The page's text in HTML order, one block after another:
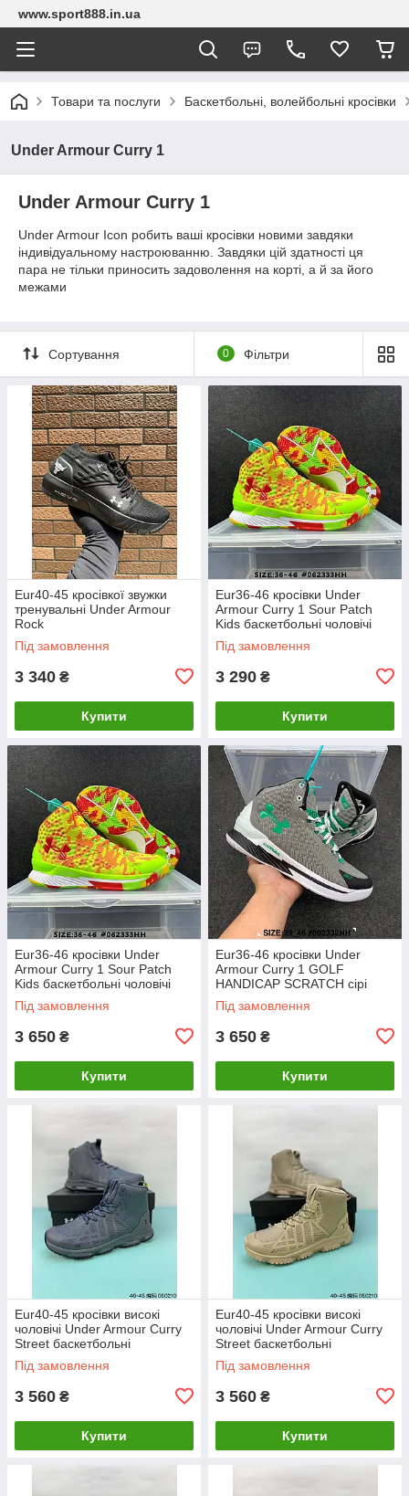
www.sport888.in.ua
Товари та послуги Баскетбольні, волейбольні кросівки
Under Armour Curry 1
Under Armour Curry 1
Under Armour Icon робить ваші кросівки новими завдяки
індивідуальному настроюванню. Завдяки цій здатності ця
пара не тільки приносить задоволення на корті, а й за його
межами
Сортування 0 Фільтри
Eur40-45 кросівкої звужки
тренувальні Under Armour
Rock
Під замовлення
3 340 ₴
Купити
Eur36-46 кросівки Under
Armour Curry 1 Sour Patch
Kids баскетбольні чоловічі
жіночі Карі Жіноча, дитяча
(Eur36-39)
Під замовлення
3 290 ₴
Купити
Eur36-46 кросівки Under
Armour Curry 1 Sour Patch
Kids баскетбольні чоловічі
жіночі Карі
Під замовлення
3 650 ₴
Купити
Eur36-46 кросівки Under
Armour Curry 1 GOLF
HANDICAP SCRATCH сірі
баскетбольні чоловічі Карі
Під замовлення
3 650 ₴
Купити
Eur40-45 кросівки високі
чоловічі Under Armour Curry
Street баскетбольні
демісезонні
Під замовлення
3 560 ₴
Купити
Eur40-45 кросівки високі
чоловічі Under Armour Curry
Street баскетбольні
демісезонні бежеві
Під замовлення
3 560 ₴
Купити